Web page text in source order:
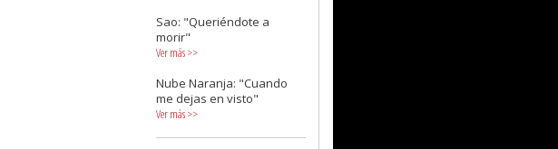
Sao: "Queriéndote a
morir"
Ver más>>
Nube Naranja: "Cuando
me dejas en visto"
Ver más>>